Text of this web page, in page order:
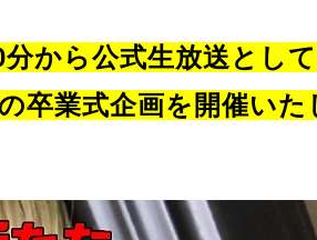
から公式生放送とし
卒業式企画を開催いた